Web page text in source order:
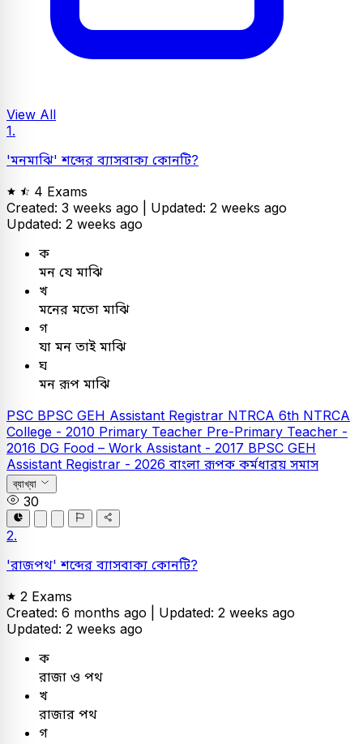
View All
1.
'মনমাঝি' শব্দের ব্যাসবাক্য কোনটি?
4 Exams
Created: 3 weeks ago | Updated: 2 weeks ago
Updated: 2 weeks ago
ক
মন যে মাঝি
খ
মনের মতো মাঝি
গ
যা মন তাই মাঝি
ঘ
মন রূপ মাঝি
PSC BPSC GEH Assistant Registrar NTRCA 6th NTRCA
College - 2010 Primary Teacher Pre-Primary Teacher -
2016 DG Food – Work Assistant - 2017 BPSC GEH
Assistant Registrar - 2026 বাংলা রূপক কর্মধারয় সমাস
ব্যাখ্যা
30
2.
'রাজপথ' শব্দের ব্যাসবাক্য কোনটি?
2 Exams
Created: 6 months ago | Updated: 2 weeks ago
Updated: 2 weeks ago
ক
রাজা ও পথ
খ
রাজার পথ
গ